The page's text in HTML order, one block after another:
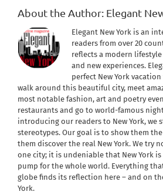
About the Author: Elegant
Elegant New York is an
readers from over 20
reflects a modern
and new experiences.
perfect New York
walk around this beautiful city, meet
most notable fashion, art and poetry
restaurants and go to world-famous
introducing our readers to New York, we
stereotypes. Our goal is to show them
them discover the real New York. We try
one city; it is undeniable that New York
pump for the whole world. Everything
globe finds its reflection here – and on
York.